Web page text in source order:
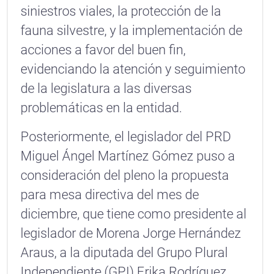
siniestros viales, la protección de la
fauna silvestre, y la implementación de
acciones a favor del buen fin,
evidenciando la atención y seguimiento
de la legislatura a las diversas
problemáticas en la entidad.
Posteriormente, el legislador del PRD
Miguel Ángel Martínez Gómez puso a
consideración del pleno la propuesta
para mesa directiva del mes de
diciembre, que tiene como presidente al
legislador de Morena Jorge Hernández
Araus, a la diputada del Grupo Plural